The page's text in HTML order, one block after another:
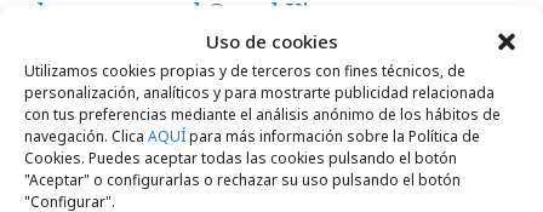
Uso de cookies
Utilizamos cookies propias y de terceros con fines técnicos, de
personalización, analíticos y para mostrarte publicidad relacionada
con tus preferencias mediante el análisis anónimo de los hábitos de
navegación. Clica AQUÍpara más información sobre la Política de
Cookies. Puedes aceptar todas las cookies pulsando el botón
"Aceptar" o configurarlas o rechazar su uso pulsando el botón
"Configurar".
alzarse como el Grand King
Campañas